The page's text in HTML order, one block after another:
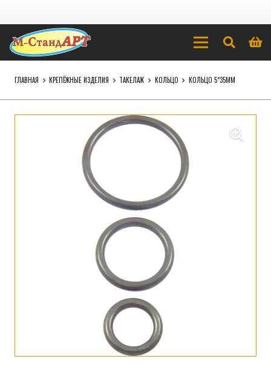
ГЛАВНАЯ КРЕПЁЖНЫЕ ИЗДЕЛИЯ ТАКЕЛАЖ КОЛЬЦО КОЛЬЦО 5*35ММ